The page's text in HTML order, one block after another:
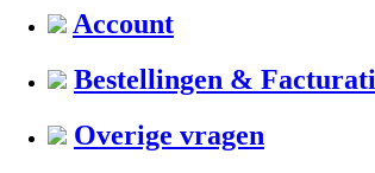
Account
Bestellingen &
Overige vragen